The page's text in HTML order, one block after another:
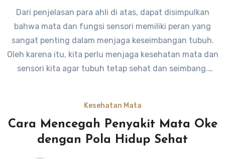
Dari penjelasan para ahli di atas, dapat disimpulkan
bahwa mata dan fungsi sensori memiliki peran yang
sangat penting dalam menjaga keseimbangan tubuh.
Oleh karena itu, kita perlu menjaga kesehatan mata dan
sensori kita agar tubuh tetap sehat dan seimbang.
masalah sejak dini dan mencegah komplikasi yang lebih
serius. Semoga artikel ini bermanfaat bagi pembaca.
Kesehatan Mata
Cara Mencegah Penyakit Mata Oke
dengan Pola Hidup Sehat